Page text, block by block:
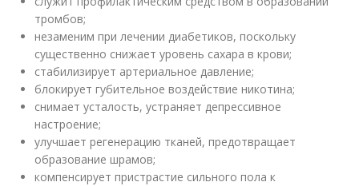
тромбов;
незаменим при лечении диабетиков, поскольку
существенно снижает уровень сахара в крови;
стабилизирует артериальное давление;
блокирует губительное воздействие никотина;
снимает усталость, устраняет депрессивное
настроение;
улучшает регенерацию тканей, предотвращает
образование шрамов;
компенсирует пристрастие сильного пола к